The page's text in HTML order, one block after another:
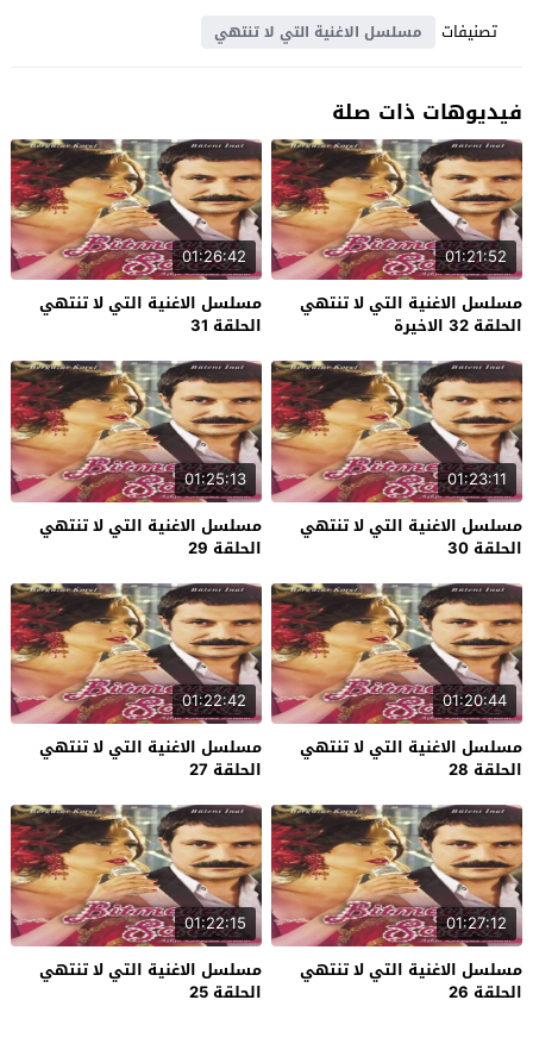
تصنيفات
مسلسل الاغنية التي لا تنتهي
فيديوهات ذات صلة
01:21:52
مسلسل الاغنية التي لا تنتهي
الحلقة 32 الاخيرة
01:26:42
مسلسل الاغنية التي لا تنتهي
الحلقة 31
01:23:11
مسلسل الاغنية التي لا تنتهي
الحلقة 30
01:25:13
مسلسل الاغنية التي لا تنتهي
الحلقة 29
01:20:44
مسلسل الاغنية التي لا تنتهي
الحلقة 28
01:22:42
مسلسل الاغنية التي لا تنتهي
الحلقة 27
01:27:12
مسلسل الاغنية التي لا تنتهي
الحلقة 26
01:22:15
مسلسل الاغنية التي لا تنتهي
الحلقة 25